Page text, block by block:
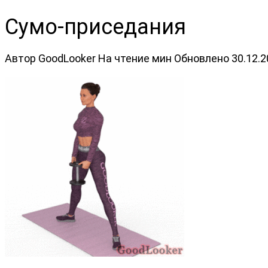
Сумо-приседания
Автор GoodLooker На чтение мин Обновлено